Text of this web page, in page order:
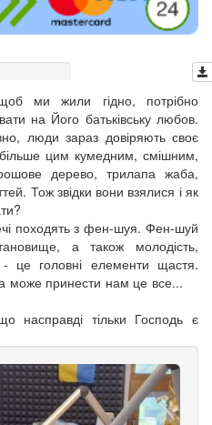
ми жили гідно, потрібно
на Його батьківську любов.
люди зараз довіряють своє
цим кумедним, смішним,
дерево, трилапа жаба,
Тож звідки вони взялися і як
трактувати?
з фен-шуя. Фен-шуй
а також молодість,
- це головні елементи щастя.
може принести нам це все...
насправді тільки Господь є